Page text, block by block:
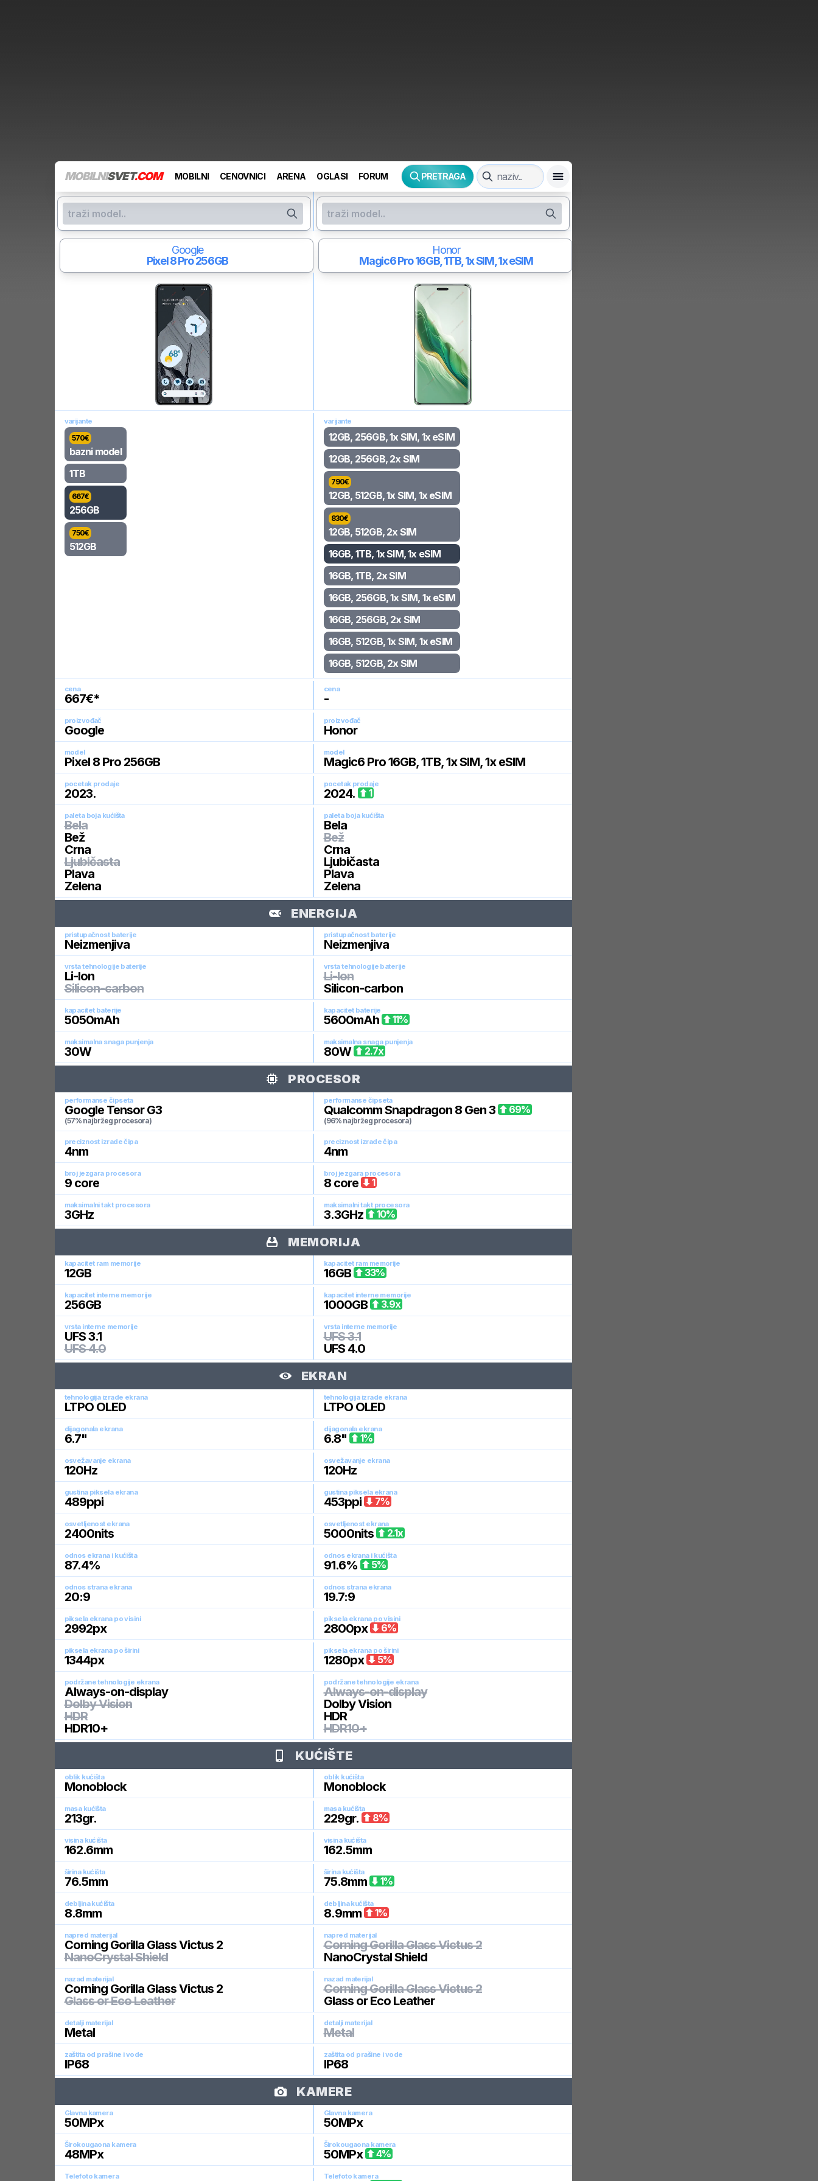
MOBILNISVET.COM MOBILNI CENOVNICI ARENA OGLASI FORUM PRETRAGA
Google
Pixel 8 Pro256GB
Honor
Magic6 Pro16GB, 1TB, 1x SIM, 1x eSIM
varijante
570€
bazni model
1TB
667€
256GB
750€
512GB
varijante
12GB, 256GB, 1x SIM, 1x eSIM
12GB, 256GB, 2x SIM
790€
12GB, 512GB, 1x SIM, 1x eSIM
830€
12GB, 512GB, 2x SIM
16GB, 1TB, 1x SIM, 1x eSIM
16GB, 1TB, 2x SIM
16GB, 256GB, 1x SIM, 1x eSIM
16GB, 256GB, 2x SIM
16GB, 512GB, 1x SIM, 1x eSIM
16GB, 512GB, 2x SIM
cena
667€*
cena
-
proizvođač
Google
proizvođač
Honor
model
Pixel 8 Pro 256GB
model
Magic6 Pro 16GB, 1TB, 1x SIM, 1x eSIM
pocetak prodaje
2023.
pocetak prodaje
2024. 1
paleta boja kućišta
Bela
Bež
Crna
Ljubičasta
Plava
Zelena
paleta boja kućišta
Bela
Bež
Crna
Ljubičasta
Plava
Zelena
ENERGIJA
pristupačnost baterije
Neizmenjiva
pristupačnost baterije
Neizmenjiva
vrsta tehnologije baterije
Li-Ion
Silicon-carbon
vrsta tehnologije baterije
Li-Ion
Silicon-carbon
kapacitet baterije
5050mAh
kapacitet baterije
5600mAh 11%
maksimalna snaga punjenja
30W
maksimalna snaga punjenja
80W 2.7x
PROCESOR
performanse čipseta
Google Tensor G3
(57% najbržeg procesora)
performanse čipseta
Qualcomm Snapdragon 8 Gen 3
(96% najbržeg procesora)
69%
preciznost izrade čipa
4nm
preciznost izrade čipa
4nm
broj jezgara procesora
9core
broj jezgara procesora
8core 1
maksimalni takt procesora
3GHz
maksimalni takt procesora
3.3GHz 10%
MEMORIJA
kapacitet ram memorije
12GB
kapacitet ram memorije
16GB 33%
kapacitet interne memorije
256GB
kapacitet interne memorije
1000GB 3.9x
vrsta interne memorije
UFS 3.1
UFS 4.0
vrsta interne memorije
UFS 3.1
UFS 4.0
EKRAN
tehnologija izrade ekrana
LTPO OLED
tehnologija izrade ekrana
LTPO OLED
dijagonala ekrana
6.7"
dijagonala ekrana
6.8" 1%
osvežavanje ekrana
120Hz
osvežavanje ekrana
120Hz
gustina piksela ekrana
489ppi
gustina piksela ekrana
453ppi 7%
osvetljenost ekrana
2400nits
osvetljenost ekrana
5000nits 2.1x
odnos ekrana i kućišta
87.4%
odnos ekrana i kućišta
91.6% 5%
odnos strana ekrana
20:9
odnos strana ekrana
19.7:9
piksela ekrana po visini
2992px
piksela ekrana po visini
2800px 6%
piksela ekrana po širini
1344px
piksela ekrana po širini
1280px 5%
podržane tehnologije ekrana
Always-on-display
Dolby Vision
HDR
HDR10+
podržane tehnologije ekrana
Always-on-display
Dolby Vision
HDR
HDR10+
KUĆIŠTE
oblik kućišta
Monoblock
oblik kućišta
Monoblock
masa kućišta
213gr.
masa kućišta
229gr. 8%
visina kućišta
162.6mm
visina kućišta
162.5mm
širina kućišta
76.5mm
širina kućišta
75.8mm 1%
debljina kućišta
8.8mm
debljina kućišta
8.9mm 1%
napred materijal
Corning Gorilla Glass Victus 2
NanoCrystal Shield
napred materijal
Corning Gorilla Glass Victus 2
NanoCrystal Shield
nazad materijal
Corning Gorilla Glass Victus 2
Glass or Eco Leather
nazad materijal
Corning Gorilla Glass Victus 2
Glass or Eco Leather
detalji materijal
Metal
detalji materijal
Metal
zaštita od prašine i vode
IP68
zaštita od prašine i vode
IP68
KAMERE
Glavna kamera
50MPx
Glavna kamera
50MPx
Širokougaona kamera
48MPx
Širokougaona kamera
50MPx 4%
Telefoto kamera Telefoto kamera